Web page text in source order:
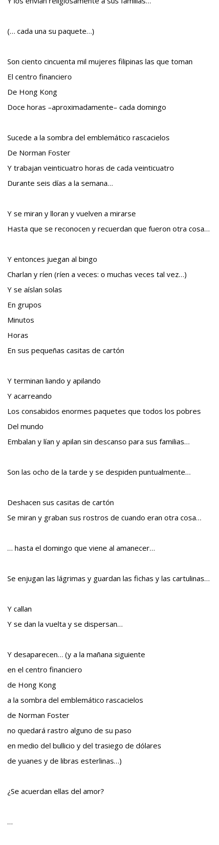
(… cada una su paquete…)
Son ciento cincuenta mil mujeres filipinas las que toman
El centro financiero
De Hong Kong
Doce horas –aproximadamente– cada domingo
Sucede a la sombra del emblemático rascacielos
De Norman Foster
Y trabajan veinticuatro horas de cada veinticuatro
Durante seis días a la semana…
Y se miran y lloran y vuelven a mirarse
Hasta que se reconocen y recuerdan que fueron otra cosa…
Y entonces juegan al bingo
Charlan y ríen (ríen a veces: o muchas veces tal vez…)
Y se aíslan solas
En grupos
Minutos
Horas
En sus pequeñas casitas de cartón
Y terminan liando y apilando
Y acarreando
Los consabidos enormes paquetes que todos los pobres
Del mundo
Embalan y lían y apilan sin descanso para sus familias…
Son las ocho de la tarde y se despiden puntualmente…
Deshacen sus casitas de cartón
Se miran y graban sus rostros de cuando eran otra cosa…
… hasta el domingo que viene al amanecer…
Se enjugan las lágrimas y guardan las fichas y las cartulinas…
Y callan
Y se dan la vuelta y se dispersan…
Y desaparecen… (y a la mañana siguiente
en el centro financiero
de Hong Kong
a la sombra del emblemático rascacielos
de Norman Foster
no quedará rastro alguno de su paso
en medio del bullicio y del trasiego de dólares
de yuanes y de libras esterlinas…)
¿Se acuerdan ellas del amor?
…